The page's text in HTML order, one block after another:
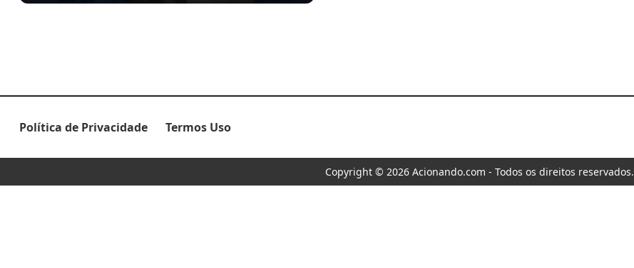
Política de Privacidade Termos Uso
Copyright © 2026 Acionando.com - Todos os direitos reservados.